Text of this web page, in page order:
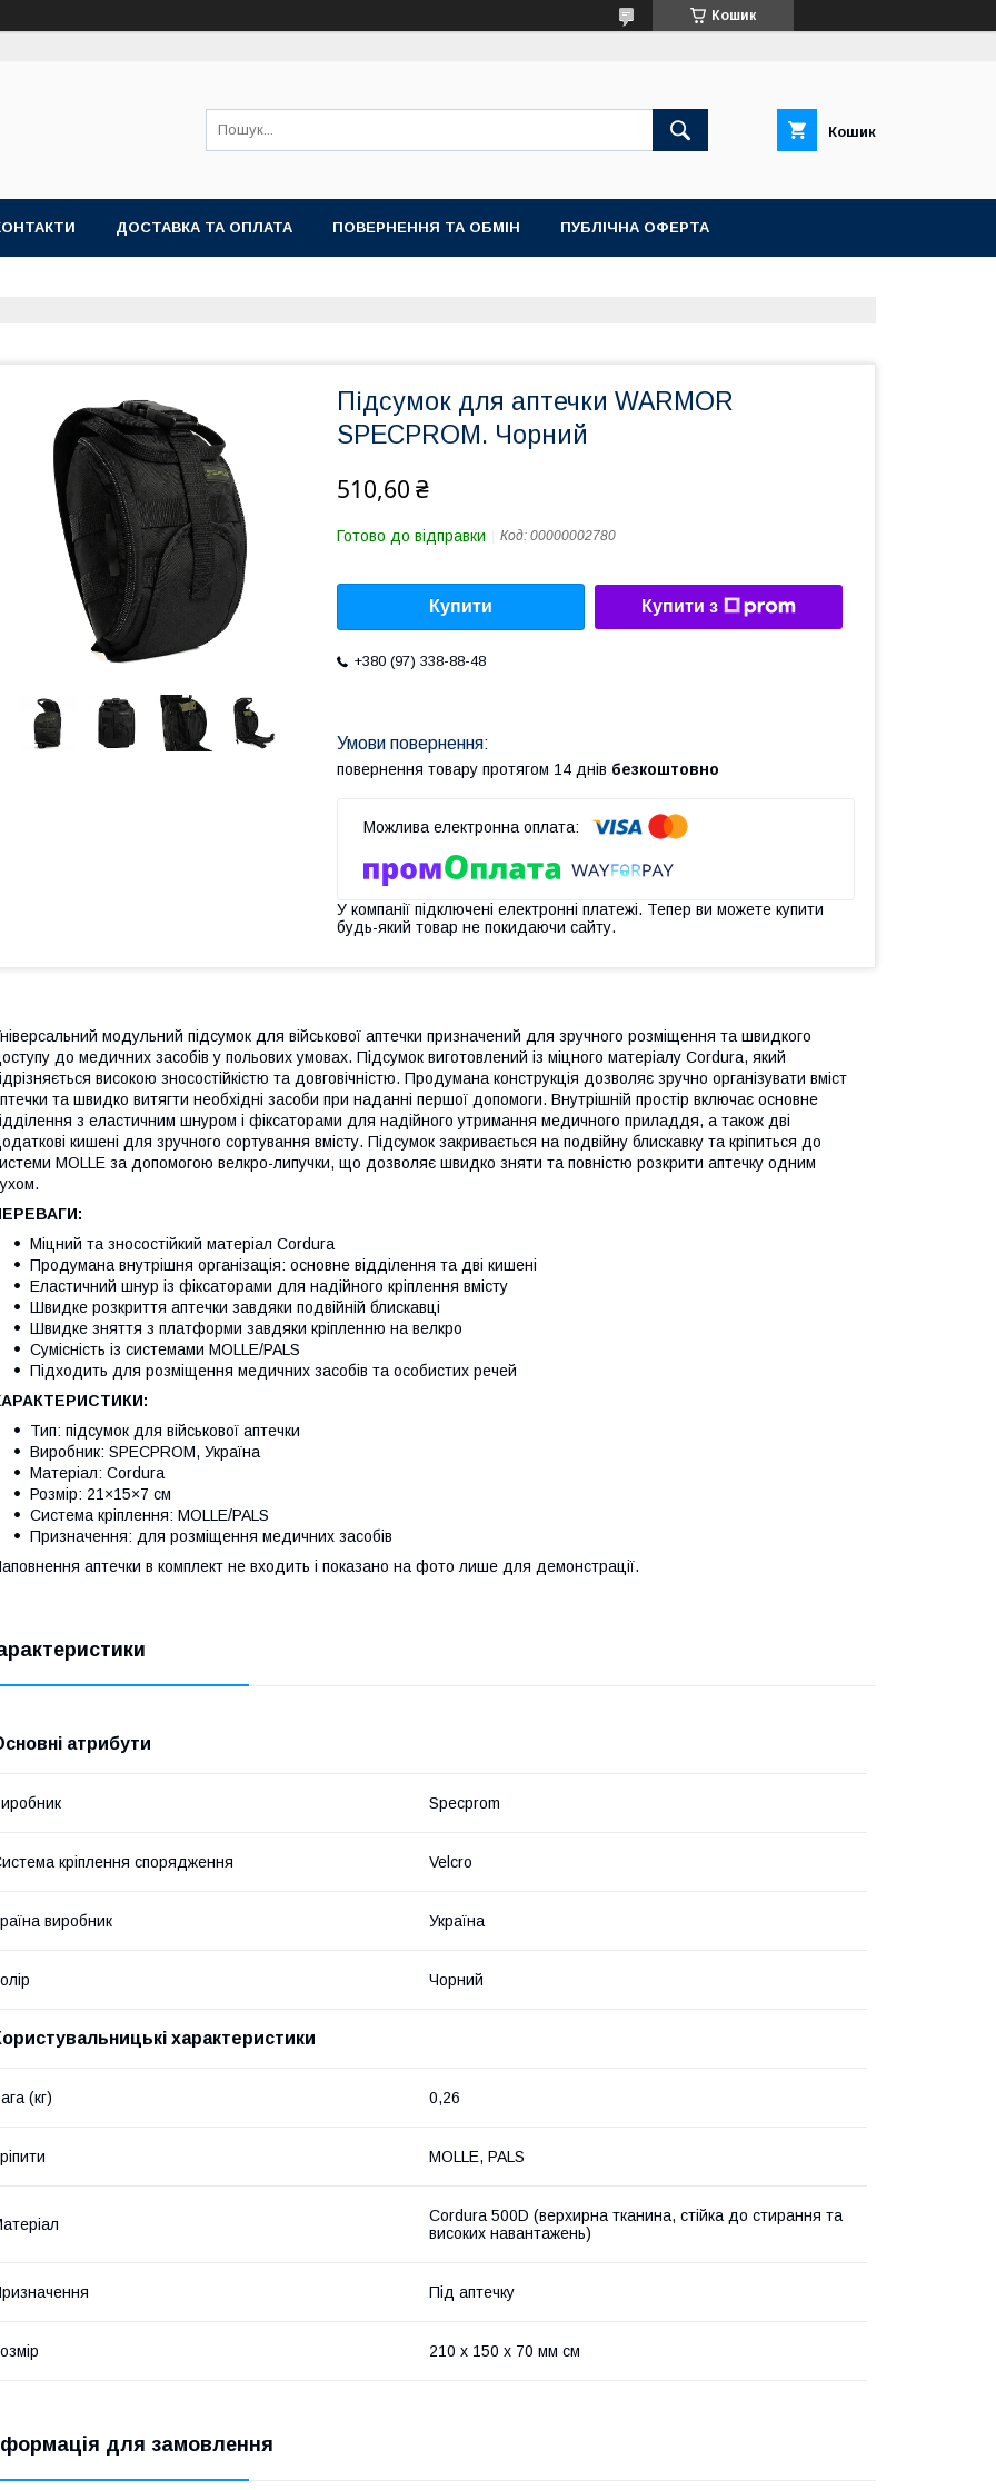
Кошик
Кошик
ДОСТАВКА ТА ОПЛАТА ПОВЕРНЕННЯ ТА ОБМІН ПУБЛІЧНА ОФЕРТА
Підсумок для аптечки WARMOR
SPECPROM. Чорний
510,60 ₴
Готово до відправки Код: 00000002780
Купити Купити з
+380 (97) 338-88-48
повернення товару протягом 14 днів безкоштовно
У компанії підключені електронні платежі. Тепер ви можете купити
будь-який товар не покидаючи сайту.
модульний підсумок для військової аптечки призначений для зручного розміщення та швидкого
до медичних засобів у польових умовах. Підсумок виготовлений із міцного матеріалу Cordura, який
високою зносостійкістю та довговічністю. Продумана конструкція дозволяє зручно організувати вміст
та швидко витягти необхідні засоби при наданні першої допомоги. Внутрішній простір включає основне
з еластичним шнуром і фіксаторами для надійного утримання медичного приладдя, а також дві
кишені для зручного сортування вмісту. Підсумок закривається на подвійну блискавку та кріпиться до
MOLLE за допомогою велкро-липучки, що дозволяє швидко зняти та повністю розкрити аптечку одним
Міцний та зносостійкий матеріал Cordura
Продумана внутрішня організація: основне відділення та дві кишені
Еластичний шнур із фіксаторами для надійного кріплення вмісту
Швидке розкриття аптечки завдяки подвійній блискавці
Швидке зняття з платформи завдяки кріпленню на велкро
Сумісність із системами MOLLE/PALS
Підходить для розміщення медичних засобів та особистих речей
Тип: підсумок для військової аптечки
Виробник: SPECPROM, Україна
Матеріал: Cordura
Розмір: 21×15×7 см
Система кріплення: MOLLE/PALS
Призначення: для розміщення медичних засобів
аптечки в комплект не входить і показано на фото лише для демонстрації.
атрибути
Specprom
кріплення спорядження Velcro
виробник Україна
Чорний
характеристики
(кг) 0,26
MOLLE, PALS
Cordura 500D (верхирна тканина, стійка до стирання та
високих навантажень)
Під аптечку
210 х 150 х 70 мм см
для замовлення